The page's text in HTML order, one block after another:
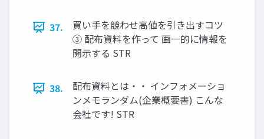
37.
買い手を競わせ高値を引き出すコツ
③ 配布資料を作って 画一的に情報を
開示する STR
38.
配布資料とは・・ インフォメーショ
ンメモランダム(企業概要書) こんな
会社です! STR